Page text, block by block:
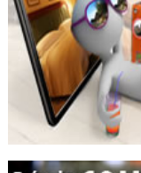
Vuelos
Transporte de
Churrasquerías
Restaurantes:
Restaurantes
Restaurantes:
Restaurantes: